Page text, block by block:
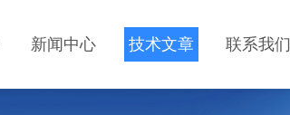
新闻中心 技术文章 联系我们